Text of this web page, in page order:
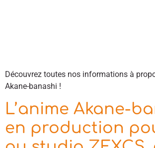
Découvrez toutes nos informations à
Akane-banashi !
L’anime Akane-
en production